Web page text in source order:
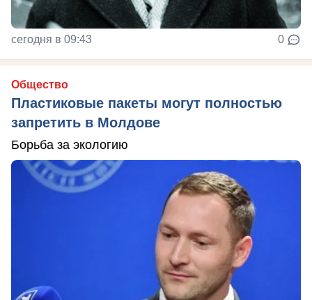
сегодня в 09:43 0
Общество
Пластиковые пакеты могут полностью
запретить в Молдове
Борьба за экологию